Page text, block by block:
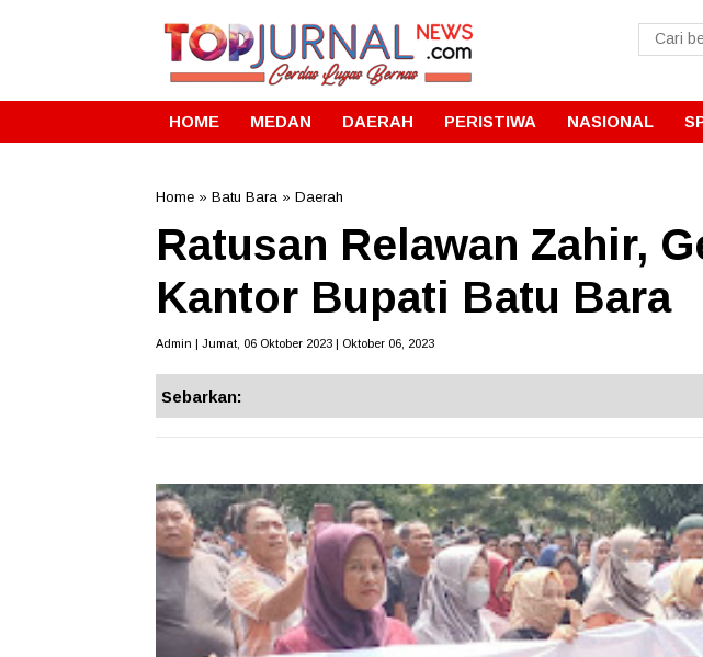
HOME MEDAN DAERAH PERISTIWA NASIONAL
Home » Batu Bara » Daerah
Ratusan Relawan Zahir,
Kantor Bupati Batu Bara
Admin | Jumat, 06 Oktober 2023 | Oktober 06, 2023
Sebarkan: